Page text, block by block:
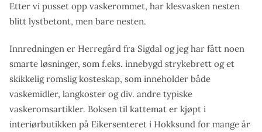
Etter vi pusset opp vaskerommet, har klesvasken nesten
blitt lystbetont, men bare nesten.
Innredningen er Herregård fra Sigdal og jeg har fått noen
smarte løsninger, som f.eks. innebygd strykebrett og et
skikkelig romslig kosteskap, som inneholder både
vaskemidler, langkoster og div. andre typiske
vaskeromsartikler. Boksen til kattemat er kjøpt i
interiørbutikken på Eikersenteret i Hokksund for mange år